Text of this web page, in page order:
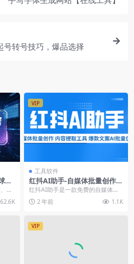
号转号技巧，爆品选择
任
澳
VIP
工具软件
红抖AI助手-自媒体批量创作
内容提取工具 爆款文案AI批量
仿写
红抖AI助手是一款免费的自媒体批
量创作 内容提取工具，适用于Andr
oid端，支...
2 年前 1.1K
VIP